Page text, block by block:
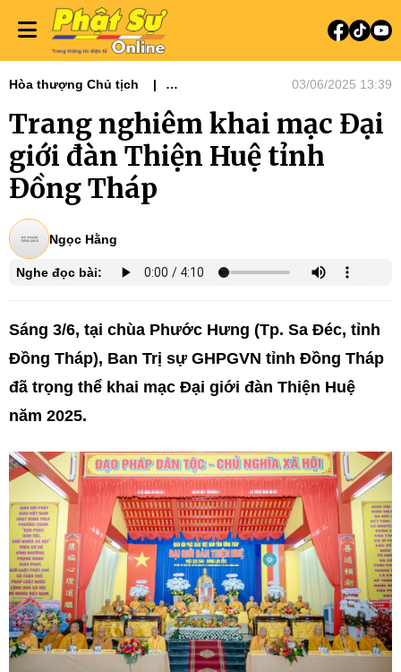
Hòa thượng Chủ tịch
Phật sự TƯGH
Nổi bật Tiêu điểm
03/06/2025 13:39
Trang nghiêm khai mạc Đại
giới đàn Thiện Huệ tỉnh
Đồng Tháp
Ngọc Hằng
Nghe đọc bài:
Sáng 3/6, tại chùa Phước Hưng (Tp. Sa Đéc, tỉnh
Đồng Tháp), Ban Trị sự GHPGVN tỉnh Đồng Tháp
đã trọng thể khai mạc Đại giới đàn Thiện Huệ
năm 2025.